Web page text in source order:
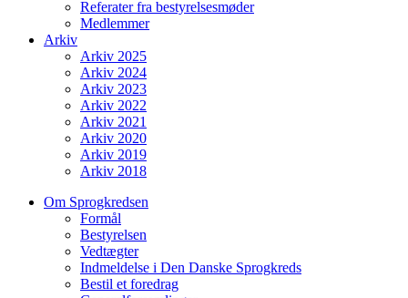
Referater fra bestyrelsesmøder
Medlemmer
Arkiv
Arkiv 2025
Arkiv 2024
Arkiv 2023
Arkiv 2022
Arkiv 2021
Arkiv 2020
Arkiv 2019
Arkiv 2018
Om Sprogkredsen
Formål
Bestyrelsen
Vedtægter
Indmeldelse i Den Danske Sprogkreds
Bestil et foredrag